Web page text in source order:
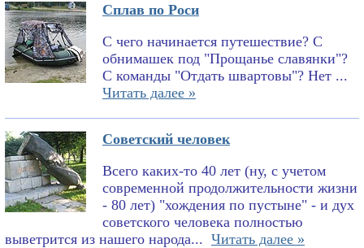
Сплав по Роси
С чего начинается путешествие? С
обнимашек под "Прощанье славянки"?
С команды "Отдать швартовы"? Нет ...
Читать далее »
Советский человек
Всего каких-то 40 лет (ну, с учетом
современной продолжительности жизни
- 80 лет) "хождения по пустыне" - и дух
советского человека полностью
выветрится из нашего народа... Читать далее »